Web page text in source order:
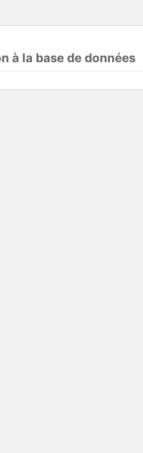
à la base de données